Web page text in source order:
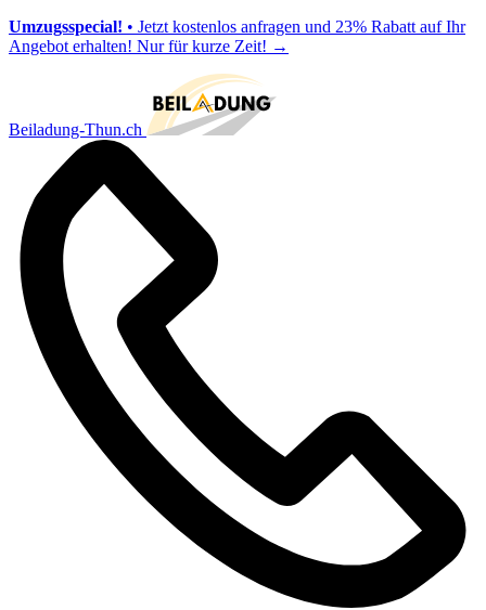
Umzugsspecial! • Jetzt kostenlos anfragen und 23% Rabatt auf Ihr
Angebot erhalten! Nur für kurze Zeit! →
Beiladung-Thun.ch